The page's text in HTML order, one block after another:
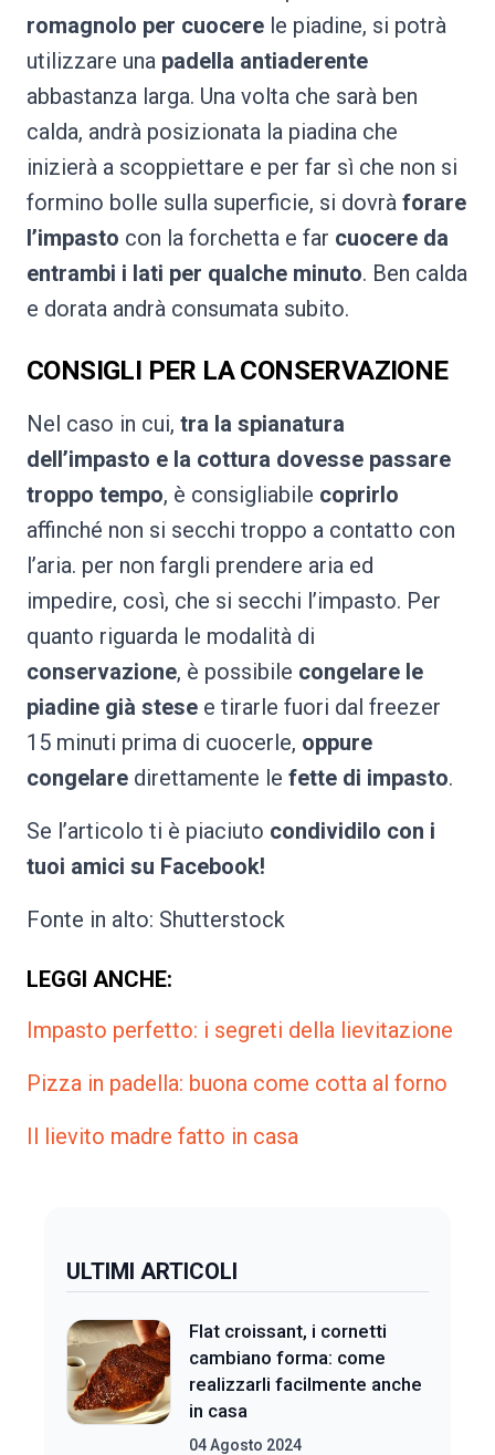
romagnolo per cuocere le piadine, si potrà
utilizzare una padella antiaderente
abbastanza larga. Una volta che sarà ben
calda, andrà posizionata la piadina che
inizierà a scoppiettare e per far sì che non si
formino bolle sulla superficie, si dovrà forare
l’impasto con la forchetta e far cuocere da
entrambi i lati per qualche minuto. Ben calda
e dorata andrà consumata subito.
CONSIGLI PER LA CONSERVAZIONE
Nel caso in cui, tra la spianatura
dell’impasto e la cottura dovesse passare
troppo tempo, è consigliabile coprirlo
affinché non si secchi troppo a contatto con
l’aria. per non fargli prendere aria ed
impedire, così, che si secchi l’impasto. Per
quanto riguarda le modalità di
conservazione, è possibile congelare le
piadine già stese e tirarle fuori dal freezer
15 minuti prima di cuocerle, oppure
congelare direttamente le fette di impasto.
Se l’articolo ti è piaciuto condividilo con i
tuoi amici su Facebook!
Fonte in alto: Shutterstock
LEGGI ANCHE:
Impasto perfetto: i segreti della lievitazione
Pizza in padella: buona come cotta al forno
Il lievito madre fatto in casa
ULTIMI ARTICOLI
Flat croissant, i cornetti
cambiano forma: come
realizzarli facilmente anche
in casa
04 Agosto 2024